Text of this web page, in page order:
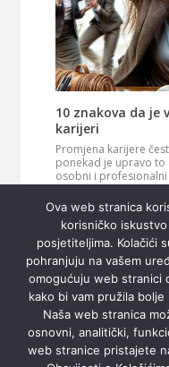
10 znakova da je
karijeri
Promjena karijere
ponekad je upravo
osobni i
ovih znakova, možda
smjeru u svom
više
Ova web stranica
korisničko
posjetiteljima. Kolačići
pohranjuju na vašem
omogućuju web stranici
kako bi vam pružila
Naša web stranica
osnovni, analitički,
web stranice pristajete